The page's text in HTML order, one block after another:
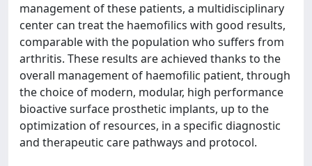
management of these patients, a multidisciplinary
center can treat the haemofilics with good results,
comparable with the population who suffers from
arthritis. These results are achieved thanks to the
overall management of haemofilic patient, through
the choice of modern, modular, high performance
bioactive surface prosthetic implants, up to the
optimization of resources, in a specific diagnostic
and therapeutic care pathways and protocol.